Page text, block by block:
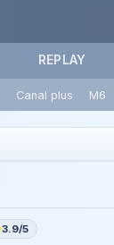
REPLAY
Canal plus M6
3.9/5